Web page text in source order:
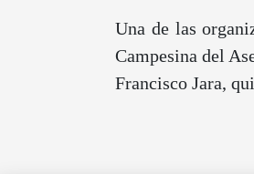
Una de las
Campesina del
Francisco Jara,